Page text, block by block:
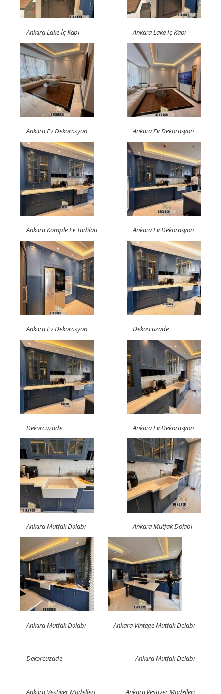
Ankara Lake İç Kapı Ankara Lake İç Kapı
Ankara Ev Dekorasyon Ankara Ev Dekorasyon
Ankara Komple Ev Tadilatı Ankara Ev Dekorasyon
Ankara Ev Dekorasyon Dekorcuzade
Dekorcuzade Ankara Ev Dekorasyon
Ankara Mutfak Dolabı Ankara Mutfak Dolabı
Ankara Mutfak Dolabı Ankara Vintage Mutfak Dolabı
Dekorcuzade Ankara Mutfak Dolabı
Ankara Vestiyer Modelleri Ankara Vestiyer Modelleri